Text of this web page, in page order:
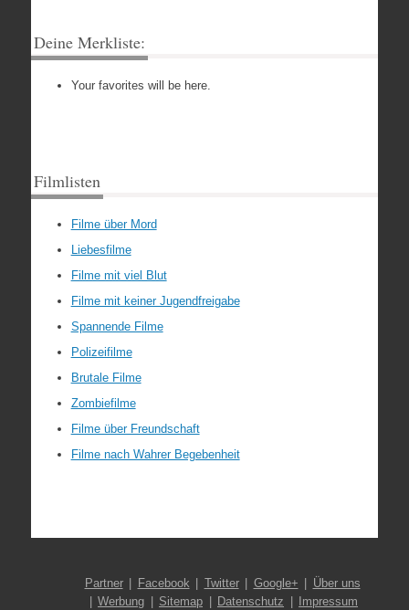
Deine Merkliste:
Your favorites will be here.
Filmlisten
Filme über Mord
Liebesfilme
Filme mit viel Blut
Filme mit keiner Jugendfreigabe
Spannende Filme
Polizeifilme
Brutale Filme
Zombiefilme
Filme über Freundschaft
Filme nach Wahrer Begebenheit
Partner Facebook Twitter Google+
Über uns
Werbung
Sitemap Datenschutz Impressum